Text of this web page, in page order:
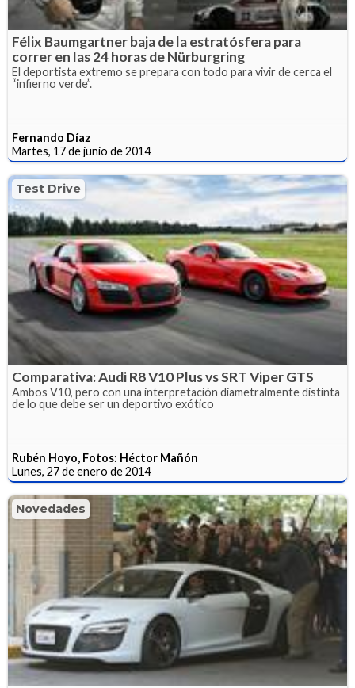
Félix Baumgartner baja de la estratósfera para
correr en las 24 horas de Nürburgring
El deportista extremo se prepara con todo para vivir de cerca el
“infierno verde”.
Fernando Díaz
Martes, 17 de junio de 2014
Test Drive
Comparativa: Audi R8 V10 Plus vs SRT Viper GTS
Ambos V10, pero con una interpretación diametralmente distinta
de lo que debe ser un deportivo exótico
Rubén Hoyo, Fotos: Héctor Mañón
Lunes, 27 de enero de 2014
Novedades